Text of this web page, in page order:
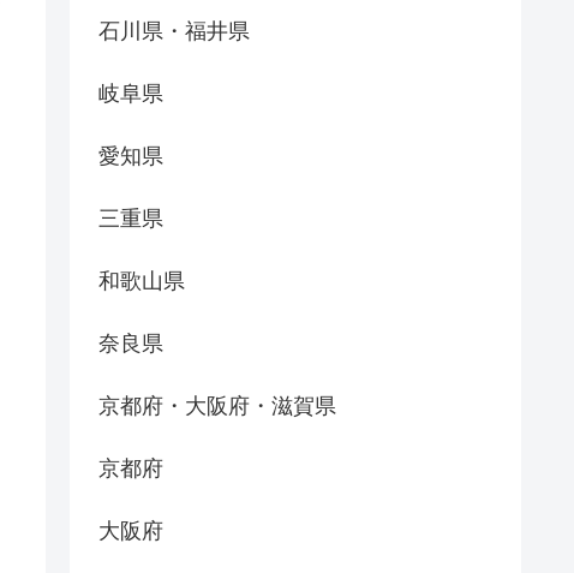
石川県・福井県
岐阜県
愛知県
三重県
和歌山県
奈良県
京都府・大阪府・滋賀県
京都府
大阪府